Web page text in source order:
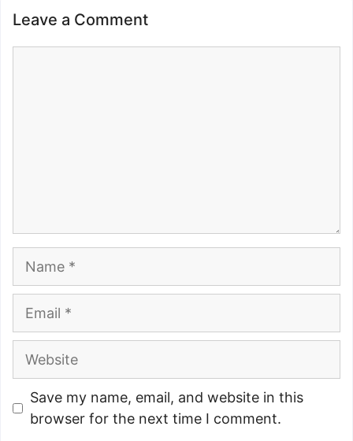
Leave a Comment
Website
Save my name, email, and website in this
browser for the next time I comment.